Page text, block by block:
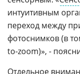
интуитивным
переход между
фотоснимков (в
to-zoom)», -
Отдельное